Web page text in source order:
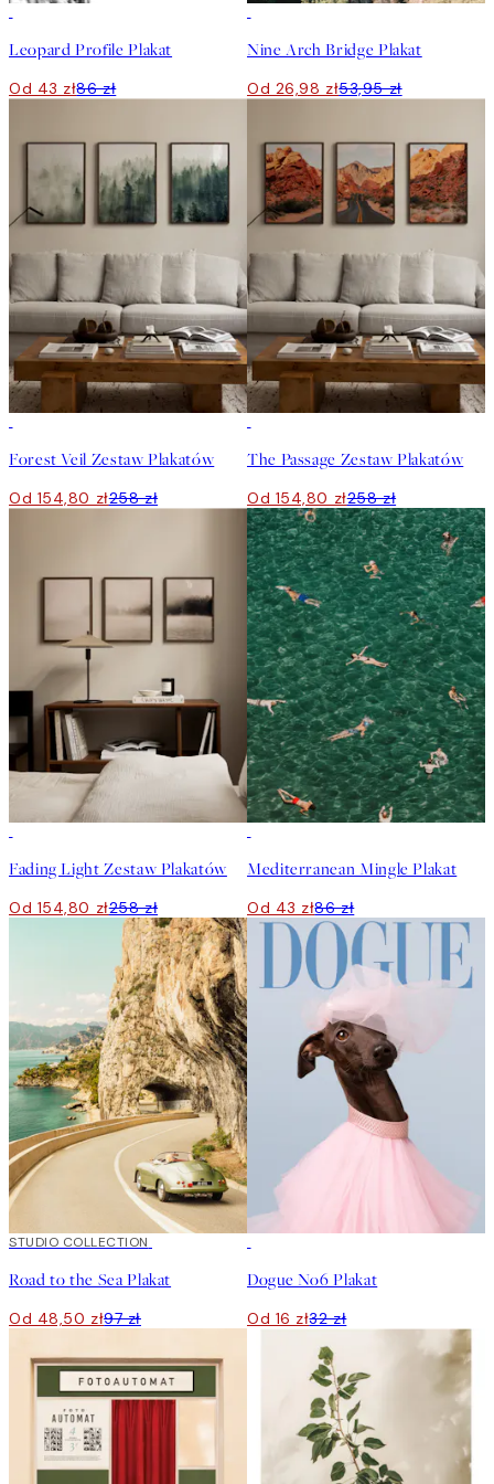
Leopard Profile Plakat
Od 43 zł86 zł
Nine Arch Bridge Plakat
Od 26,98 zł53,95 zł
Forest Veil Zestaw Plakatów
Od 154,80 zł258 zł
The Passage Zestaw Plakatów
Od 154,80 zł258 zł
Fading Light Zestaw Plakatów
Od 154,80 zł258 zł
Mediterranean Mingle Plakat
Od 43 zł86 zł
50%*
STUDIO COLLECTION
Road to the Sea Plakat
Od 48,50 zł97 zł
Dogue No6 Plakat
Od 16 zł32 zł